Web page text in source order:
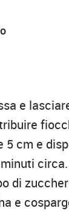
e
5 cm e
di
e